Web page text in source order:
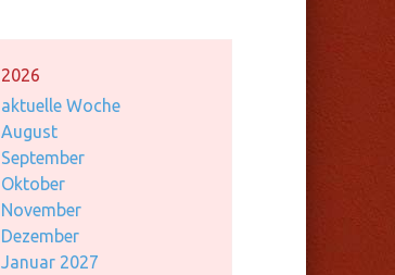
2026
aktuelle Woche
August
September
Oktober
November
Dezember
Januar 2027